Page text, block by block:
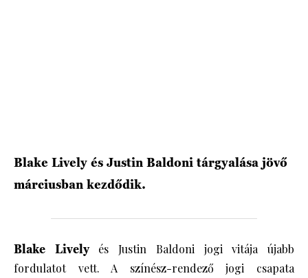
Blake Lively és Justin Baldoni tárgyalása jövő
márciusban kezdődik.
Blake Livelyés Justin Baldoni jogi vitája újabb
fordulatot vett. A színész-rendező jogi csapata